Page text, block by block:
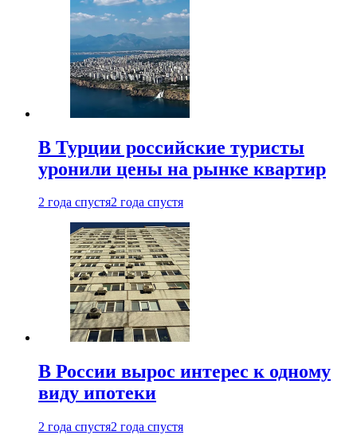
В Турции российские туристы
уронили цены на рынке квартир
2 года спустя2 года спустя
В России вырос интерес к одному
виду ипотеки
2 года спустя2 года спустя